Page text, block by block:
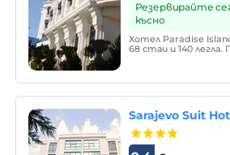
Резервирайте
късно
Хотел Paradise
68 стаи и 140
Sarajevo Suit